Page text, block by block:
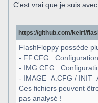
C'est vrai que je suis
https://github.com/keirf/
FlashFloppy possède
- FF.CFG :
- IMG.CFG :
- IMAGE_A.CFG /
Ces fichiers peuvent
pas analysé !